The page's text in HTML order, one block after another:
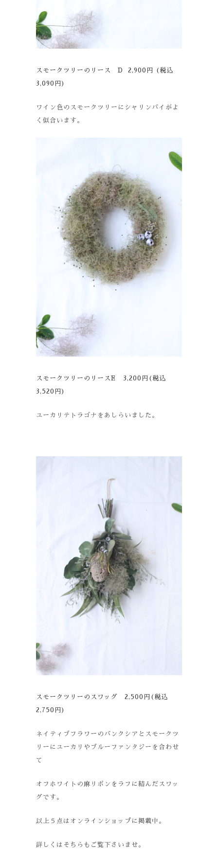
スモークツリーのリース D 2,900円 (税込
3,090円)
ワイン色のスモークツリーにシャリンバイがよ
く似合います。
スモークツリーのリースE 3,200円(税込
3,520円)
ユーカリテトラゴナをあしらいました。
スモークツリーのスワッグ 2,500円(税込
2,750円)
ネイティブフラワーのバンクシアとスモークツ
リーにユーカリやブルーファンタジーを合わせ
て
オフホワイトの麻リボンをラフに結んだスワッ
グです。
以上５点はオンラインショップに掲載中。
詳しくはそちらもご覧下さいませ。